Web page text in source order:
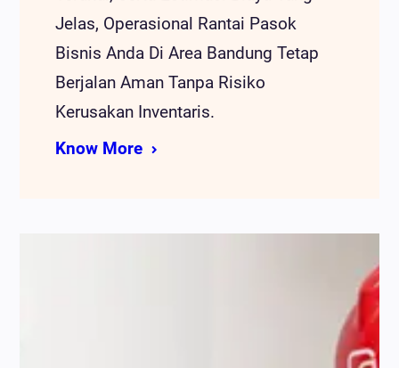
Jelas, Operasional Rantai Pasok
Bisnis Anda Di Area Bandung Tetap
Berjalan Aman Tanpa Risiko
Kerusakan Inventaris.
Know More